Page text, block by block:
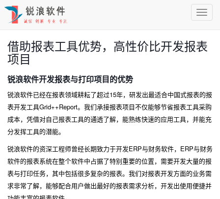
借助报表工具优势，高性价比开发报表
项目
锐浪软件开发报表与打印项目的优势
锐浪软件已经在报表领域耕耘了超过15年，研发出最适合中国式报表的报
表开发工具Grid++Report。我们承接报表项目不仅能够节省报表工具采购
成本，凭借对自己报表工具的通透了解，能熟练快速的应用工具，并能充
分发挥工具的潜能。
锐浪软件的资深工程师曾经长期致力于开发ERP与财务软件，ERP与财务
软件的报表系统在整个软件中占据了特别重要的位置，需要开发大量的报
表与打印任务，其中包括很多复杂的报表。我们对报表开发方面的业务需
求非常了解，能够配合用户做出最好的报表需求分析，开发出使用便捷并